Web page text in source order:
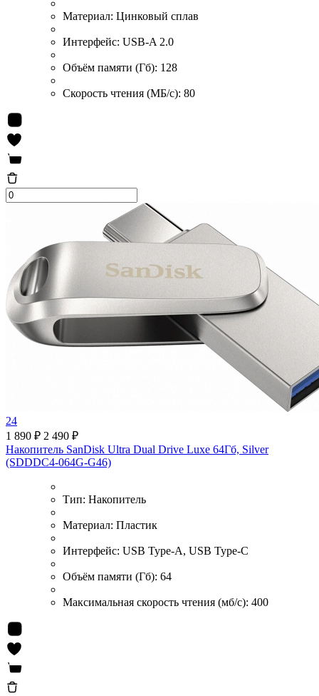
Материал: Цинковый сплав
Интерфейс: USB-A 2.0
Объём памяти (Гб): 128
Скорость чтения (МБ/с): 80
24
1 890 ₽ 2 490 ₽
Накопитель SanDisk Ultra Dual Drive Luxe 64Гб, Silver
(SDDDC4-064G-G46)
Тип: Накопитель
Материал: Пластик
Интерфейс: USB Type-A, USB Type-C
Объём памяти (Гб): 64
Максимальная скорость чтения (мб/c): 400